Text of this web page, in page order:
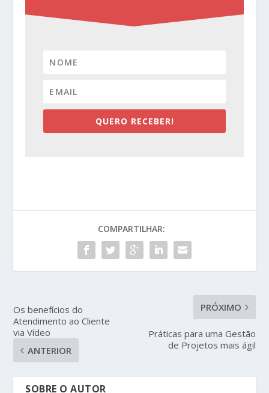
QUERO RECEBER!
COMPARTILHAR:
Os benefícios do
Atendimento ao Cliente
via Vídeo
ANTERIOR
PRÓXIMO
Práticas para uma Gestão
de Projetos mais ágil
SOBRE O AUTOR